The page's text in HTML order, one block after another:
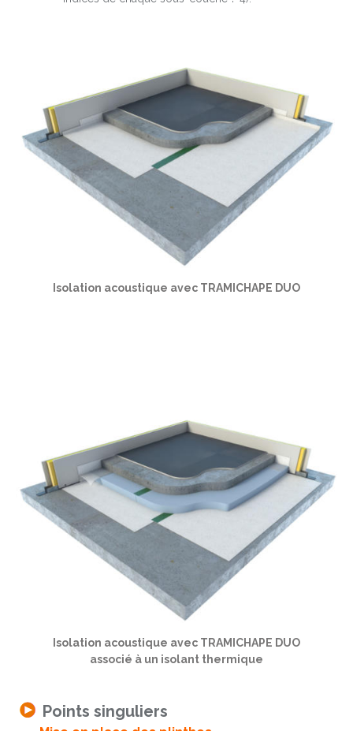
Isolation acoustique avec TRAMICHAPE DUO
Isolation acoustique avec TRAMICHAPE DUO
associé à un isolant thermique
Points singuliers